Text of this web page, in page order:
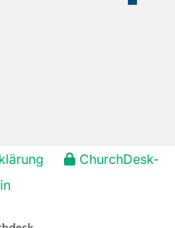
ChurchDesk-